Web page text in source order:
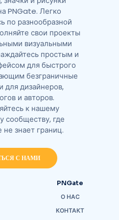
PNGate. Легко
по разнообразной
свои проекты
визуальными
простым и
для быстрого
безграничные
для дизайнеров,
и авторов.
к нашему
сообществу, где
не знает границ.
С НАМИ
PNGate
О НАС
КОНТАКТ